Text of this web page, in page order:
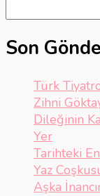
Son
Türk
Zihni
Dileğinin
Yer
Tarihteki
Yaz
Aşka